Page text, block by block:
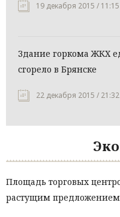
19 декабря 2015 / 11:15
Здание горкома ЖКХ
сгорело в Брянске
22 декабря 2015 / 21:32
Площадь торговых
растущим предложением